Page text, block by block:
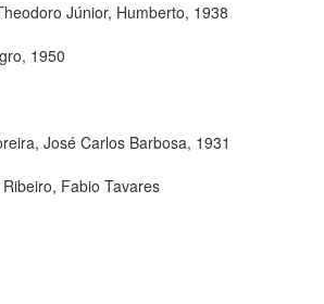
Júnior, Humberto, 1938
1950
José Carlos Barbosa, 1931
Fabio Tavares